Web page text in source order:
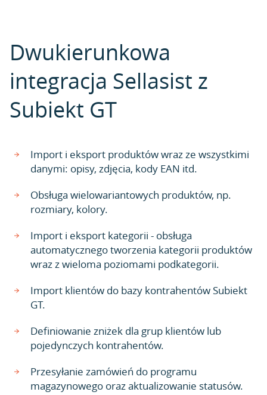
Dwukierunkowa
integracja Sellasist z
Subiekt GT
Import i eksport produktów wraz ze wszystkimi
danymi: opisy, zdjęcia, kody EAN itd.
Obsługa wielowariantowych produktów, np.
rozmiary, kolory.
Import i eksport kategorii - obsługa
automatycznego tworzenia kategorii produktów
wraz z wieloma poziomami podkategorii.
Import klientów do bazy kontrahentów Subiekt
GT.
Definiowanie zniżek dla grup klientów lub
pojedynczych kontrahentów.
Przesyłanie zamówień do programu
magazynowego oraz aktualizowanie statusów.